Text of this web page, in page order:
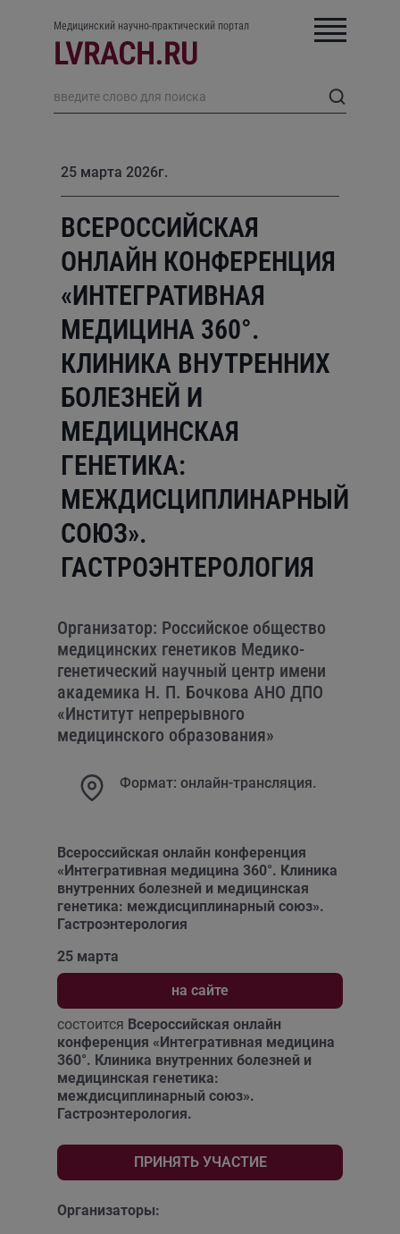
Медицинский научно-практический портал
25 марта 2026г.
ВСЕРОССИЙСКАЯ
ОНЛАЙН КОНФЕРЕНЦИЯ
«ИНТЕГРАТИВНАЯ
МЕДИЦИНА 360°.
КЛИНИКА ВНУТРЕННИХ
БОЛЕЗНЕЙ И
МЕДИЦИНСКАЯ
ГЕНЕТИКА:
МЕЖДИСЦИПЛИНАРНЫЙ
СОЮЗ».
ГАСТРОЭНТЕРОЛОГИЯ
Организатор: Российское общество
медицинских генетиков Медико-
генетический научный центр имени
академика Н. П. Бочкова АНО ДПО
«Институт непрерывного
медицинского образования»
Формат: онлайн-трансляция.
Всероссийская онлайн конференция
«Интегративная медицина 360°. Клиника
внутренних болезней и медицинская
генетика: междисциплинарный союз».
Гастроэнтерология
25 марта
на сайте
состоится Всероссийская онлайн
конференция «Интегративная медицина
360°. Клиника внутренних болезней и
медицинская генетика:
междисциплинарный союз».
Гастроэнтерология.
ПРИНЯТЬ УЧАСТИЕ
Организаторы: